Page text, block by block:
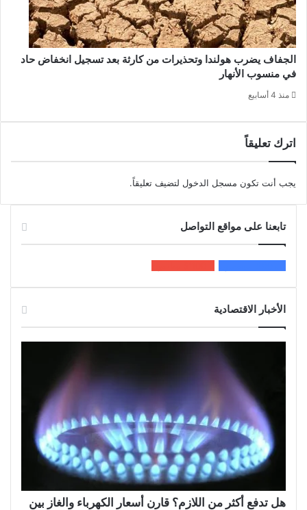
الجفاف يضرب هولندا وتحذيرات من كارثة بعد تسجيل انخفاض حاد
في منسوب الأنهار
منذ 4 أسابيع
اترك تعليقاً
يجب أنت تكون مسجل الدخول لتضيف تعليقاً.
تابعنا على مواقع التواصل
الأخبار الاقتصادية
هل تدفع أكثر من اللازم؟ قارن أسعار الكهرباء والغاز بين